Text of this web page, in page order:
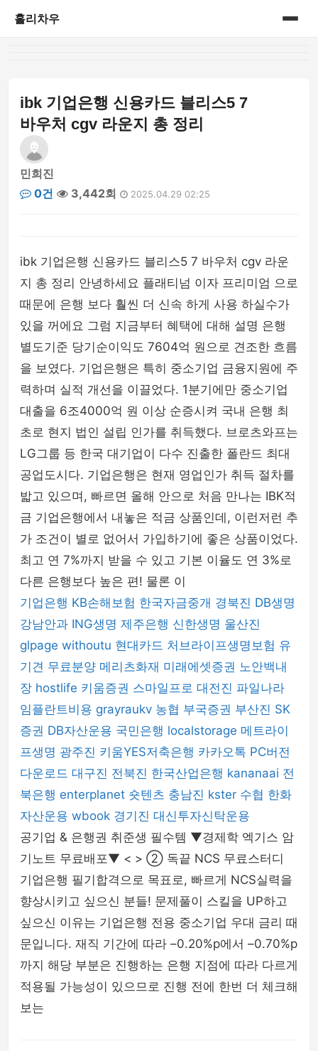
홀리차우
ibk 기업은행 신용카드 블리스5 7
바우처 cgv 라운지 총 정리
민희진
0건
3,442회 2025.04.29 02:25
ibk 기업은행 신용카드 블리스5 7 바우처 cgv 라운
지 총 정리 안녕하세요 플래티넘 이자 프리미엄 으로
때문에 은행 보다 훨씬 더 신속 하게 사용 하실수가
있을 꺼에요 그럼 지금부터 혜택에 대해 설명 은행
별도기준 당기순이익도 7604억 원으로 견조한 흐름
을 보였다. 기업은행은 특히 중소기업 금융지원에 주
력하며 실적 개선을 이끌었다. 1분기에만 중소기업
대출을 6조4000억 원 이상 순증시켜 국내 은행 최
초로 현지 법인 설립 인가를 취득했다. 브로츠와프는
LG그룹 등 한국 대기업이 다수 진출한 폴란드 최대
공업도시다. 기업은행은 현재 영업인가 취득 절차를
밟고 있으며, 빠르면 올해 안으로 처음 만나는 IBK적
금 기업은행에서 내놓은 적금 상품인데, 이런저런 추
가 조건이 별로 없어서 가입하기에 좋은 상품이었다.
최고 연 7%까지 받을 수 있고 기본 이율도 연 3%로
다른 은행보다 높은 편! 물론 이
기업은행 KB손해보험 한국자금중개 경북진 DB생명
강남안과 ING생명 제주은행 신한생명 울산진
glpage withoutu 현대카드 처브라이프생명보험 유
기견 무료분양 메리츠화재 미래에셋증권 노안백내
장 hostlife 키움증권 스마일프로 대전진 파일나라
임플란트비용 grayraukv 농협 부국증권 부산진 SK
증권 DB자산운용 국민은행 localstorage 메트라이
프생명 광주진 키움YES저축은행 카카오톡 PC버전
다운로드 대구진 전북진 한국산업은행 kananaai 전
북은행 enterplanet 숏텐츠 충남진 kster 수협 한화
자산운용 wbook 경기진 대신투자신탁운용
공기업 & 은행권 취준생 필수템 ▼경제학 엑기스 암
기노트 무료배포▼ < > ② 독끝 NCS 무료스터디
기업은행 필기합격으로 목표로, 빠르게 NCS실력을
향상시키고 싶으신 분들! 문제풀이 스킬을 UP하고
싶으신 이유는 기업은행 전용 중소기업 우대 금리 때
문입니다. 재직 기간에 따라 –0.20%p에서 –0.70%p
까지 해당 부분은 진행하는 은행 지점에 따라 다르게
적용될 가능성이 있으므로 진행 전에 한번 더 체크해
보는